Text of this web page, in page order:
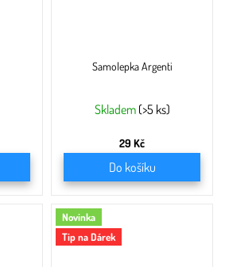
Samolepka Argenti
Skladem (>5 ks)
29 Kč
Do košíku
Novinka
Tip na Dárek